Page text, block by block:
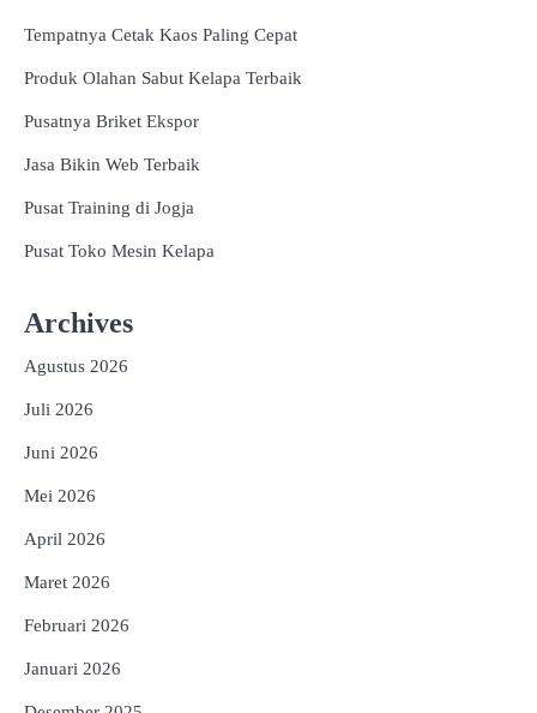
Tempatnya Cetak Kaos Paling Cepat
Produk Olahan Sabut Kelapa Terbaik
Pusatnya Briket Ekspor
Jasa Bikin Web Terbaik
Pusat Training di Jogja
Pusat Toko Mesin Kelapa
Archives
Agustus 2026
Juli 2026
Juni 2026
Mei 2026
April 2026
Maret 2026
Februari 2026
Januari 2026